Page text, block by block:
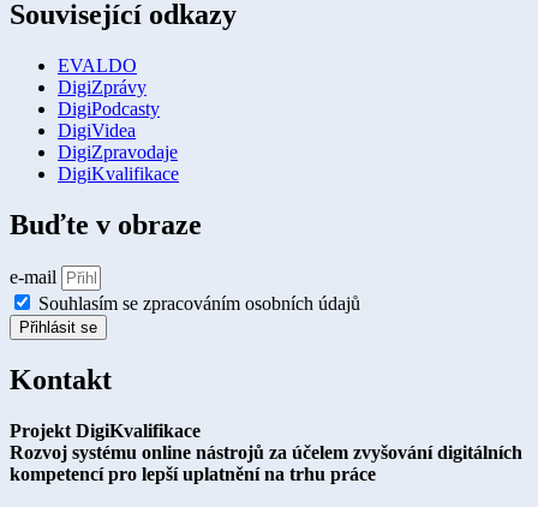
Související odkazy
EVALDO
DigiZprávy
DigiPodcasty
DigiVidea
DigiZpravodaje
DigiKvalifikace
Buďte v obraze
e-mail
Souhlasím se zpracováním osobních údajů
Přihlásit se
Kontakt
Projekt DigiKvalifikace
Rozvoj systému online nástrojů za účelem zvyšování digitálních
kompetencí pro lepší uplatnění na trhu práce